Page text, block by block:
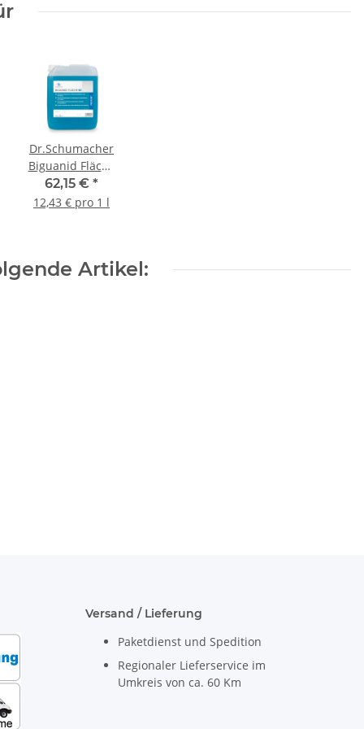
Dr.Schumacher
Biguanid Fläche
NR 5 l/Kanister
62,15 € *
12,43 € pro 1 l
Artikel:
Versand / Lieferung
Paketdienst und Spedition
Regionaler Lieferservice im
Umkreis von ca. 60 Km